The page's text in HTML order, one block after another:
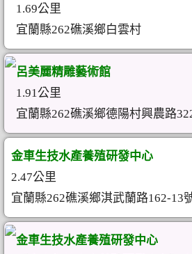
1.69公里
宜蘭縣262礁溪鄉白雲村
呂美麗精雕藝術館
1.91公里
宜蘭縣262礁溪鄉德陽村興農路
金車生技水產養殖研發中心
2.47公里
宜蘭縣262礁溪鄉淇武蘭路162-13
金車生技水產養殖研發中心